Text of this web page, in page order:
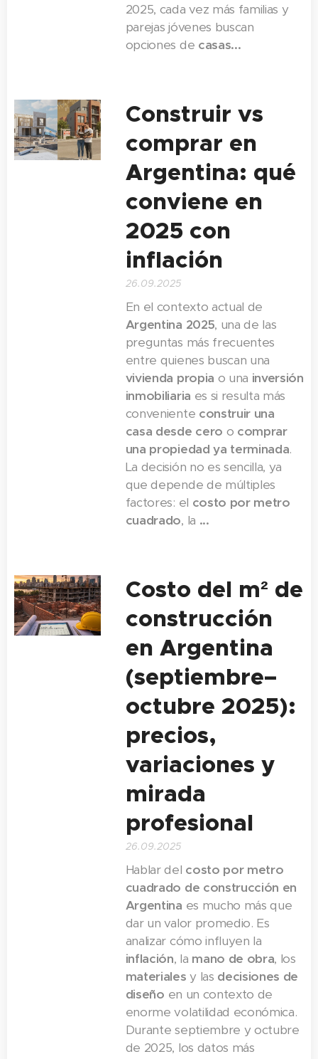
2025, cada vez más familias y
parejas jóvenes buscan
opciones de casas...
Construir vs
comprar en
Argentina: qué
conviene en
2025 con
inflación
26.09.2025
En el contexto actual de
Argentina 2025, una de las
preguntas más frecuentes
entre quienes buscan una
vivienda propia o una inversión
inmobiliaria es si resulta más
conveniente construir una
casa desde cero o comprar
una propiedad ya terminada.
La decisión no es sencilla, ya
que depende de múltiples
factores: el costo por metro
cuadrado, la ...
Costo del m² de
construcción
en Argentina
(septiembre–
octubre 2025):
precios,
variaciones y
mirada
profesional
26.09.2025
Hablar del costo por metro
cuadrado de construcción en
Argentina es mucho más que
dar un valor promedio. Es
analizar cómo influyen la
inflación, la mano de obra, los
materiales y las decisiones de
diseño en un contexto de
enorme volatilidad económica.
Durante septiembre y octubre
de 2025, los datos más